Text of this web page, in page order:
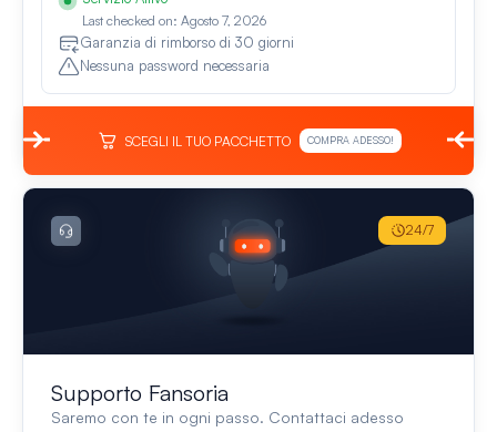
Last checked on: Agosto 7, 2026
Garanzia di rimborso di 30 giorni
Nessuna password necessaria
SCEGLI IL TUO PACCHETTO COMPRA ADESSO!
Supporto Fansoria
Saremo con te in ogni passo. Contattaci adesso
24/7